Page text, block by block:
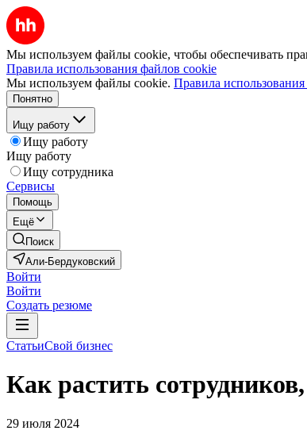
Мы используем файлы cookie, чтобы обеспечивать
Правила использования файлов cookie
Мы используем файлы cookie. Правила
Понятно
Ищу работу
Ищу работу
Ищу работу
Ищу сотрудника
Сервисы
Помощь
Ещё
Поиск
Али-Бердуковский
Войти
Войти
Создать резюме
СтатьиСвой бизнес
Как растить
29 июля 2024